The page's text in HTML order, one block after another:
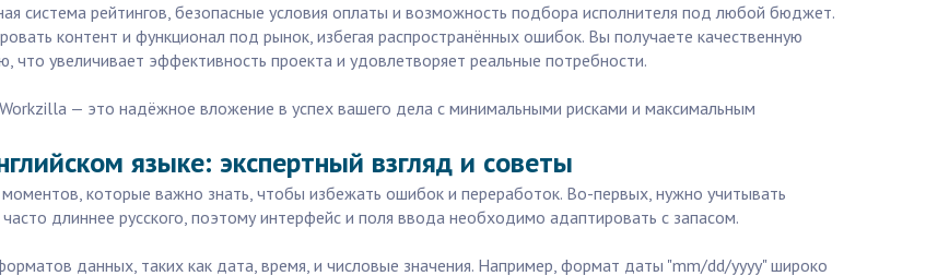
система рейтингов, безопасные условия оплаты и возможность подбора исполнителя под любой бюджет.
контент и функционал под рынок, избегая распространённых ошибок. Вы получаете качественную
что увеличивает эффективность проекта и удовлетворяет реальные потребности.
— это надёжное вложение в успех вашего дела с минимальными рисками и максимальным
языке: экспертный взгляд и советы
которые важно знать, чтобы избежать ошибок и переработок. Во-первых, нужно учитывать
длиннее русского, поэтому интерфейс и поля ввода необходимо адаптировать с запасом.
данных, таких как дата, время, и числовые значения. Например, формат даты "mm/dd/yyyy" широко